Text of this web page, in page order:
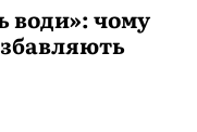
води»: чому